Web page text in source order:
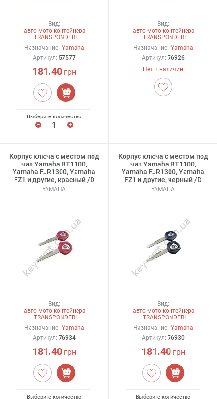
Вид:
авто-мото контейнера-
TRANSPONDERI
Назначание: Yamaha
Артикул: 57577
181.40грн
Выберите количество
Вид:
авто-мото контейнера-
TRANSPONDERI
Назначание: Yamaha
Артикул: 76926
Нет в наличии
Корпус ключа с местом под
чип Yamaha BT1100,
Yamaha FJR1300, Yamaha
FZ1 и другие, красный /D
YAMAHA
Вид:
авто-мото контейнера-
TRANSPONDERI
Назначание: Yamaha
Артикул: 76934
181.40грн
Выберите количество
Корпус ключа с местом под
чип Yamaha BT1100,
Yamaha FJR1300, Yamaha
FZ1 и другие, черный /D
YAMAHA
Вид:
авто-мото контейнера-
TRANSPONDERI
Назначание: Yamaha
Артикул: 76930
181.40грн
Выберите количество